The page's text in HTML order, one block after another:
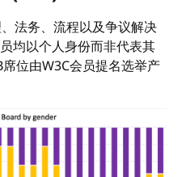
法务、流程以及争议解决
均以个人身份而非代表其
位由W3C会员提名选举产